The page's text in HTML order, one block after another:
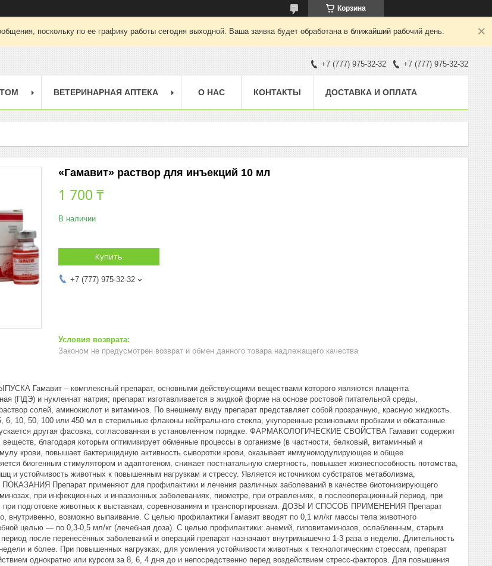
Корзина
поскольку по ее графику работы сегодня выходной. Ваша заявка будет обработана в ближайший рабочий день.
+7 (777) 975-32-32 +7 (777) 975-32-32
ВЕТЕРИНАРНАЯ АПТЕКА О НАС КОНТАКТЫ ДОСТАВКА И ОПЛАТА
«Гамавит» раствор для инъекций 10 мл
1 700 ₸
В наличии
Купить
+7 (777) 975-32-32
Законом не предусмотрен возврат и обмен данного товара надлежащего качества
Гамавит – комплексный препарат, основными действующими веществами которого являются плацента
(ПДЭ) и нуклеинат натрия; препарат изготавливается в жидкой форме на основе ростовой питательной среды,
солей, аминокислот и витаминов. По внешнему виду препарат представляет собой прозрачную, красную жидкость.
10, 50, 100 или 450 мл в стерильные флаконы нейтрального стекла, укупоренные резиновыми пробками и обкатанные
другая фасовка, согласованная в установленном порядке. ФАРМАКОЛОГИЧЕСКИЕ СВОЙСТВА Гамавит содержит
веществ, благодаря которым оптимизирует обменные процессы в организме (в частности, белковый, витаминный и
крови, повышает бактерицидную активность сыворотки крови, оказывает иммуномодулирующее и общее
биогенным стимулятором и адаптогеном, снижает постнатальную смертность, повышает жизнеспособность потомства,
и устойчивость животных к повышенным нагрузкам и стрессу. Является источником субстратов метаболизма,
ПОКАЗАНИЯ Препарат применяют для профилактики и лечения различных заболеваний в качестве биотонизирующего
при инфекционных и инвазионных заболеваниях, пиометре, при отравлениях, в послеоперационный период, при
при подготовке животных к выставкам, соревнованиям и транспортировкам. ДОЗЫ И СПОСОБ ПРИМЕНЕНИЯ Препарат
внутривенно, возможно выпаивание. С целью профилактики Гамавит вводят по 0,1 мл/кг массы тела животного
целью — по 0,3-0,5 мл/кг (лечебная доза). С целью профилактики: анемий, гиповитаминозов, ослабленным, старым
после перенесённых заболеваний и операций препарат назначают внутримышечно 1-3 раза в неделю. Длительность
и более. При повышенных нагрузках, для усиления устойчивости животных к технологическим стрессам, препарат
однократно или курсом за 8, 6, 4 дня до и непосредственно перед воздействием стресс-факторов. Для повышения